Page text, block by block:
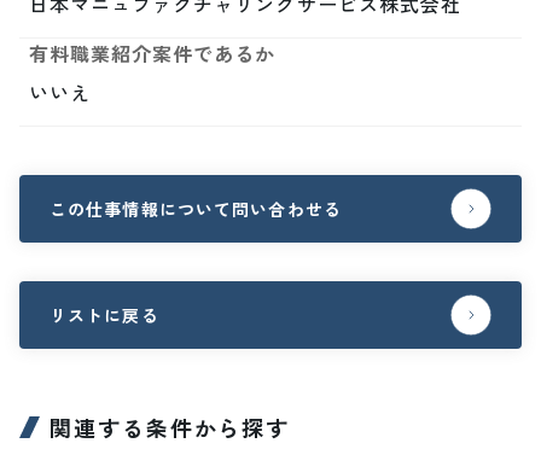
有料職業紹介案件であるか
いいえ
この仕事情報について問い合わせる
リストに戻る
関連する条件から探す